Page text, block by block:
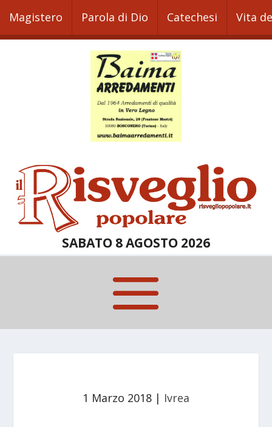
Magistero Parola di Dio Catechesi Vita
SABATO 8 AGOSTO 2026
1 Marzo 2018 | Ivrea